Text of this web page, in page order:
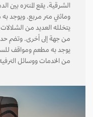
الشرقية. يقع المنتزه بين
يتخلله العديد من الشلالات
من جهة إلى أخرى. وتضم
يوجد به مطعم ومواقف
من الخدمات ووسائل الترفيه